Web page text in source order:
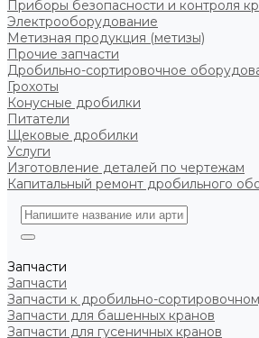
Приборы безопасности и контроля
Электрооборудование
Метизная продукция (метизы)
Прочие запчасти
Дробильно-сортировочное
Грохоты
Конусные дробилки
Питатели
Щековые дробилки
Услуги
Изготовление деталей по чертежам
Капитальный ремонт дробильного
Запчасти
Запчасти
Запчасти к дробильно-
Запчасти для башенных кранов
Запчасти для гусеничных кранов